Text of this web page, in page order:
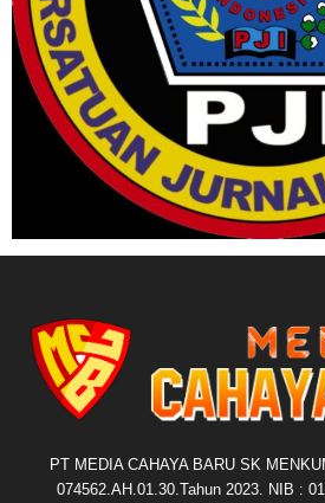
PT MEDIA CAHAYA BARU SK
074562.AH.01.30.Tahun 2023. NIB :